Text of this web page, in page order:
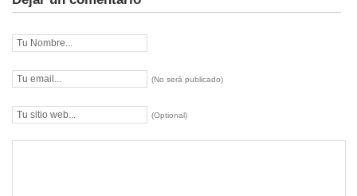
(No será publicado)
(Optional)